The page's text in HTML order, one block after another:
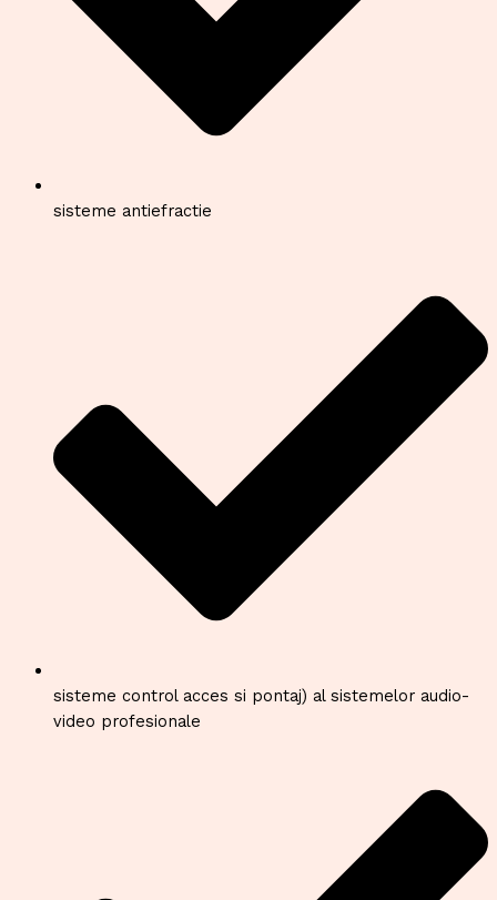
sisteme antiefractie
sisteme control acces si pontaj) al sistemelor audio-
video profesionale